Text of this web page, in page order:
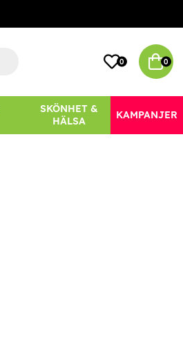
0 0
SKÖNHET &
HÄLSA
KAMPANJER